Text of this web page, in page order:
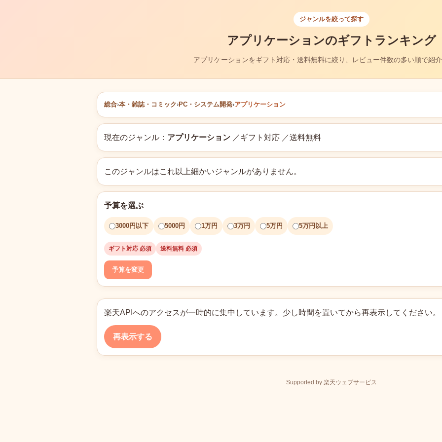
ジャンルを絞って探す
アプリケーションのギフトランキング
アプリケーションをギフト対応・送料無料に絞り、レビュー件数の多い順で紹
総合›本・雑誌・コミック›PC・システム開発›アプリケーション
現在のジャンル： アプリケーション ／ギフト対応 ／送料無料
このジャンルはこれ以上細かいジャンルがありません。
予算を選ぶ
3000円以下 5000円 1万円 3万円 5万円 5万円以上
ギフト対応 必須 送料無料 必須
予算を変更
楽天APIへのアクセスが一時的に集中しています。少し時間を置いてから再表示してください。
再表示する
Supported by 楽天ウェブサービス